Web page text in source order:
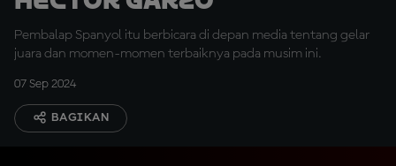
Pembalap Spanyol itu berbicara di depan media tentang gelar
juara dan momen-momen terbaiknya pada musim ini.
07 Sep 2024
BAGIKAN